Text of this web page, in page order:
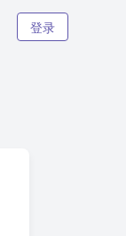
登录